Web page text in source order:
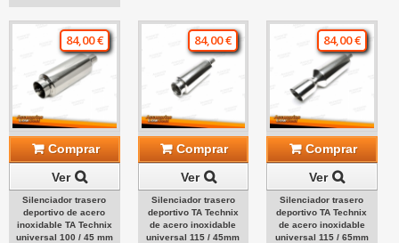
84,00 €
Comprar
Ver
Silenciador trasero
deportivo de acero
inoxidable TA Technix
universal 100 / 45 mm
84,00 €
Comprar
Ver
Silenciador trasero
deportivo TA Technix
de acero inoxidable
universal 115 / 45mm
84,00 €
Comprar
Ver
Silenciador trasero
deportivo TA Technix
de acero inoxidable
universal 115 / 65mm